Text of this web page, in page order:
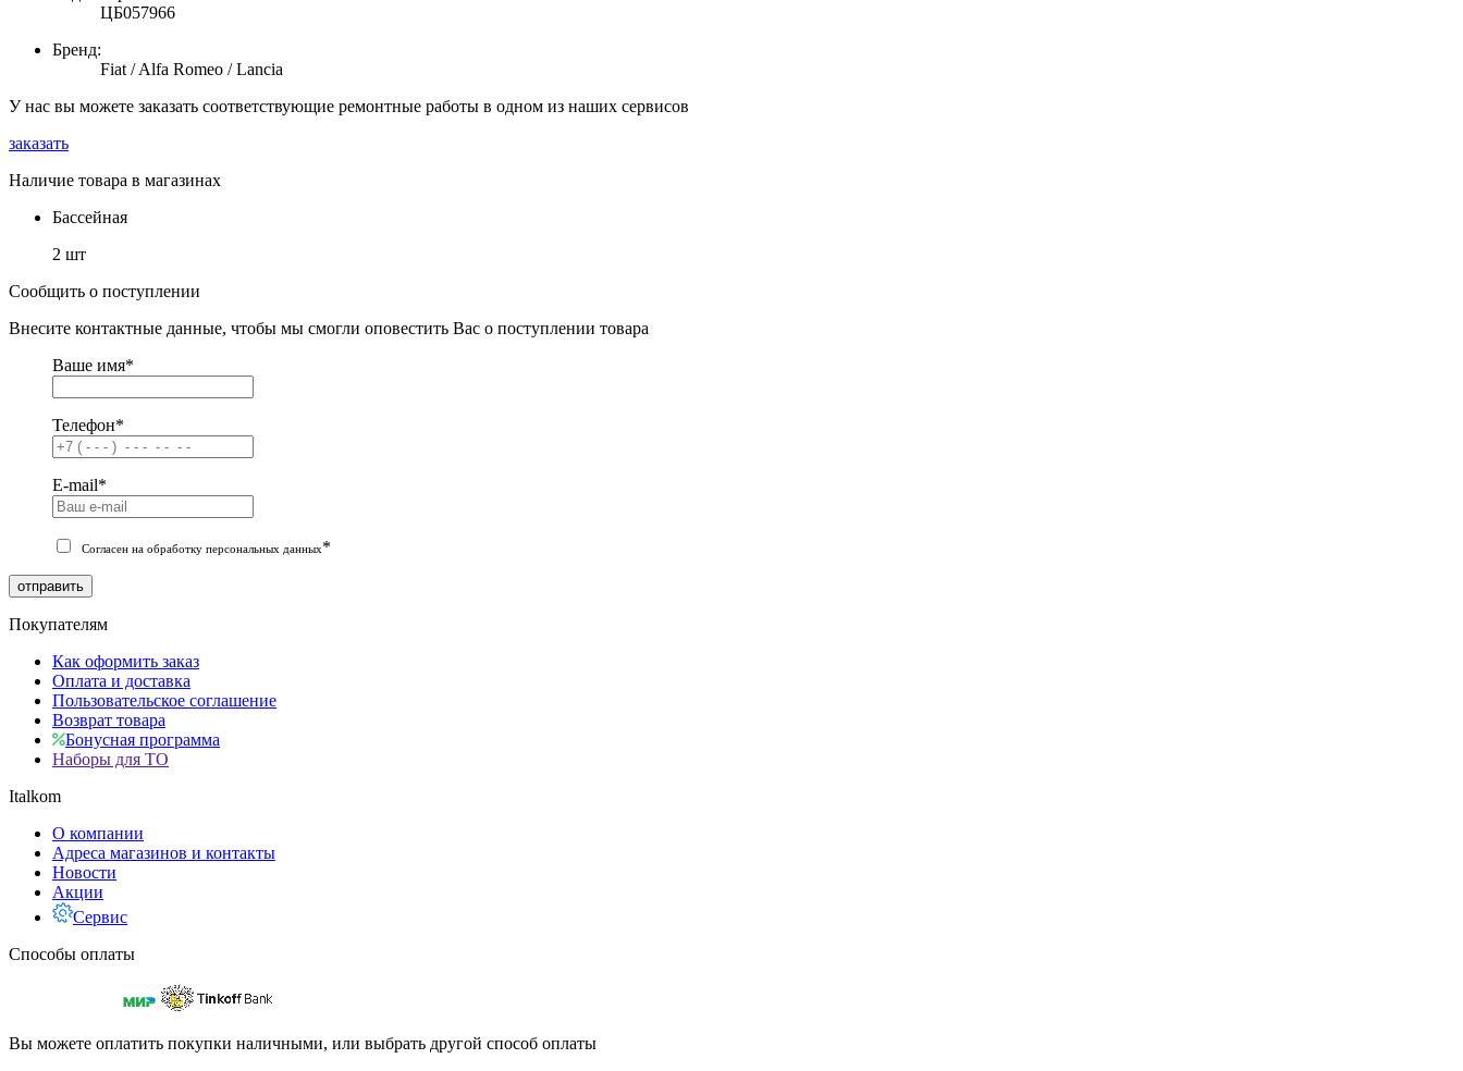
ЦБ057966
Бренд:
Fiat / Alfa Romeo / Lancia
У нас вы можете заказать соответствующие ремонтные работы в одном из наших сервисов
заказать
Наличие товара в магазинах
Бассейная
2 шт
Сообщить о поступлении
Внесите контактные данные, чтобы мы смогли оповестить Вас о поступлении товара
Ваше имя*
Телефон*
E-mail*
Согласен на обработку персональных данных*
отправить
Покупателям
Как оформить заказ
Оплата и доставка
Пользовательское соглашение
Возврат товара
Бонусная программа
Наборы для ТО
Italkom
О компании
Адреса магазинов и контакты
Новости
Акции
Сервис
Способы оплаты
Вы можете оплатить покупки наличными, или выбрать другой способ оплаты